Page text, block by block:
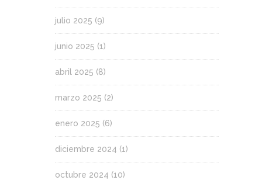
julio 2025 (9)
junio 2025 (1)
abril 2025 (8)
marzo 2025 (2)
enero 2025 (6)
diciembre 2024 (1)
octubre 2024 (10)